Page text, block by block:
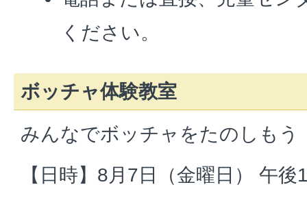
ください。
ボッチャ体験教室
みんなでボッチャをたのしもう
【日時】8月7日（金曜日） 午